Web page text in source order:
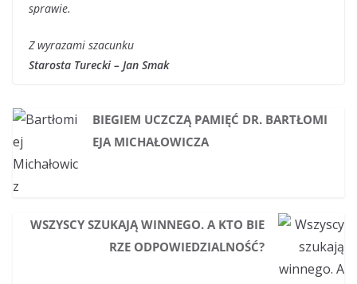
sprawie.
Z wyrazami szacunku
Starosta Turecki – Jan Smak
BIEGIEM UCZCZĄ PAMIĘĆ DR. BARTŁOMI
EJA MICHAŁOWICZA
WSZYSCY SZUKAJĄ WINNEGO. A KTO BIE
RZE ODPOWIEDZIALNOŚĆ?